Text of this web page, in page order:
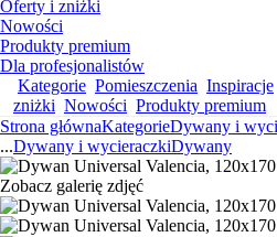
Oferty i zniżki
Nowości
Produkty premium
Dla profesjonalistów
Kategorie Pomieszczenia Inspiracje
zniżki Nowości Produkty premium
Strona głównaKategorieDywany i
...Dywany i wycieraczkiDywany
Zobacz galerię zdjęć